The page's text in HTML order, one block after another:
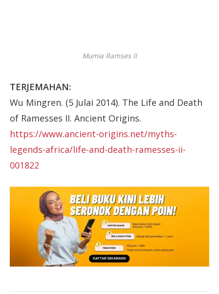
Mumia Ramses II
TERJEMAHAN:
Wu Mingren. (5 Julai 2014). The Life and Death
of Ramesses II. Ancient Origins.
https://www.ancient-origins.net/myths-
legends-africa/life-and-death-ramesses-ii-
001822